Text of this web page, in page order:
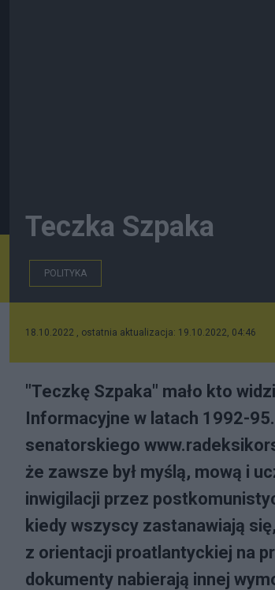
Teczka Szpaka
POLITYKA
18.10.2022 , ostatnia aktualizacja: 19.10.2022, 04:46
"Teczkę Szpaka" mało kto
Informacyjne w latach 1992-
senatorskiego
że zawsze był myślą, mową i
inwigilacji przez
kiedy wszyscy zastanawiają
z orientacji proatlantyckiej na
dokumenty nabierają innej